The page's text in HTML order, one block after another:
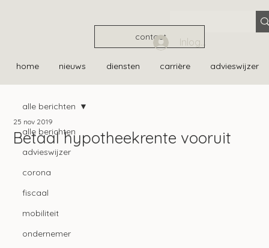
contact
home nieuws diensten carrière advieswijzer
Inloggen
alle berichten
advieswijzer
corona
fiscaal
mobiliteit
ondernemer
alle berichten
Betaal hypotheekrente vooruit
25 nov 2019